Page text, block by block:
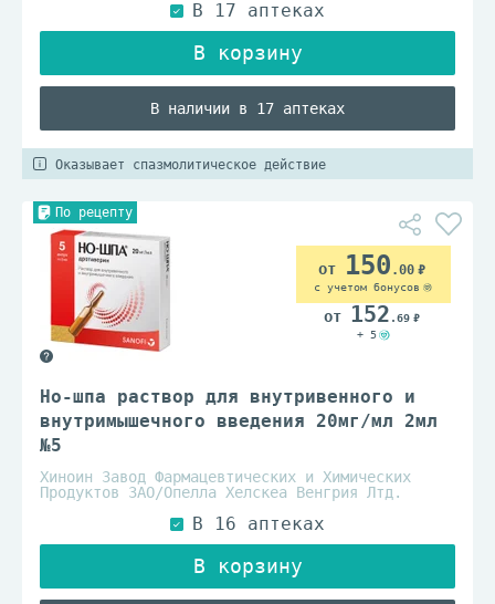
В наличии в 17 аптеках
Оказывает спазмолитическое действие
По рецепту
Но-шпа раствор для внутривенного и
внутримышечного введения 20мг/мл 2мл
№5
Хиноин Завод Фармацевтических и Химических
Продуктов ЗАО/Опелла Хелскеа Венгрия Лтд.
150 .00
с учетом бонусов
152 .69
+ 5